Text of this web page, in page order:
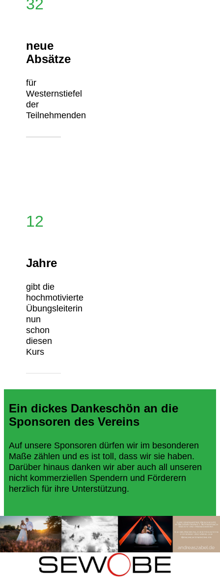
32
neue
Absätze
für
Westernstiefel
der
Teilnehmenden
12
Jahre
gibt die
hochmotivierte
Übungsleiterin
nun
schon
diesen
Kurs
Ein dickes Dankeschön an die
Sponsoren des Vereins
Auf unsere Sponsoren dürfen wir im besonderen
Maße zählen und es ist toll, dass wir sie haben.
Darüber hinaus danken wir aber auch all unseren
nicht kommerziellen Spendern und Förderern
herzlich für ihre Unterstützung.